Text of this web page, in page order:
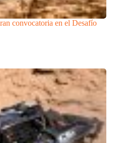
convocatoria en el Desafío